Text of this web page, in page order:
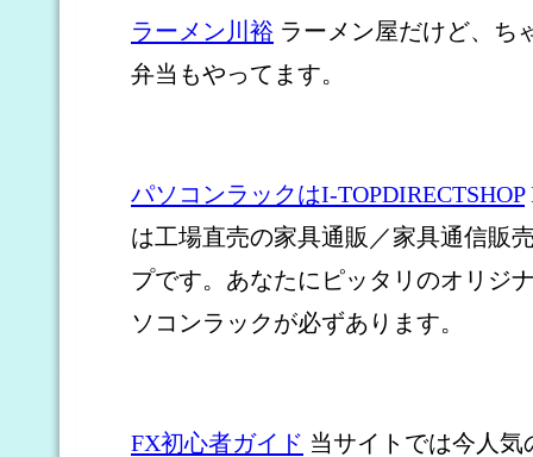
ラーメン川裕 ラーメン屋だけど、ち
弁当もやってます。
パソコンラックはI-TOPDIRECTSHOP
は工場直売の家具通販／家具通信販
プです。あなたにピッタリのオリジ
ソコンラックが必ずあります。
FX初心者ガイド 当サイトでは今人